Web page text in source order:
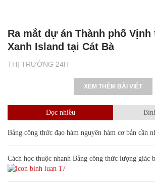
THỊ TRƯỜNG 24H
Ra mắt dự án Thành phố Vịnh
Xanh Island tại Cát Bà
XEM THÊM BÀI VIẾT
Đọc nhiều
Bảng công thức đạo hàm nguyên hàm cơ bản cần
Cách học thuộc nhanh Bảng công thức lượng giác
17